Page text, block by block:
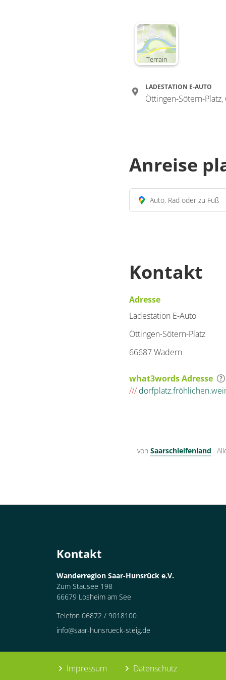
Terrain
LADESTATION E-AUTO
Öttingen-Sötern-
Anreise
Auto, Rad oder zu Fuß
Kontakt
Adresse
Ladestation E-Auto
Öttingen-Sötern-Platz
66687 Wadern
what3words Adresse
///
von Saarschleifenland ·
Kontakt
Wanderregion Saar-Hunsrück e.V.
Zum Stausee 198
66679 Losheim am See
Telefon 06872 / 9018100
info@saar-hunsrueck-steig.de
Impressum Datenschutz